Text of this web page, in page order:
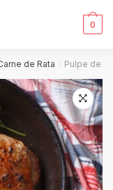
0
de Rata / Pulpe de